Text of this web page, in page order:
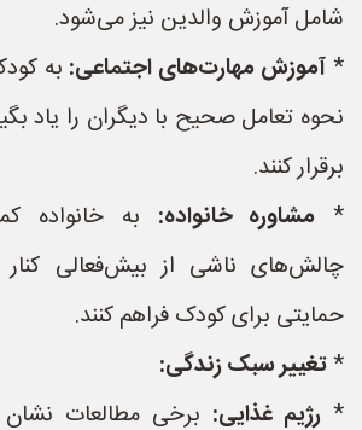
شامل آموزش والدین نیز می‌شود.
* آموزش مهارت‌های اجتماعی: به
نحوه تعامل صحیح با دیگران را یاد
برقرار کنند.
* مشاوره خانواده: به خانواده
چالش‌های ناشی از بیش‌فعالی
حمایتی برای کودک فراهم کنند.
*تغییر سبک زندگی:
* رژیم غذایی: برخی مطالعات